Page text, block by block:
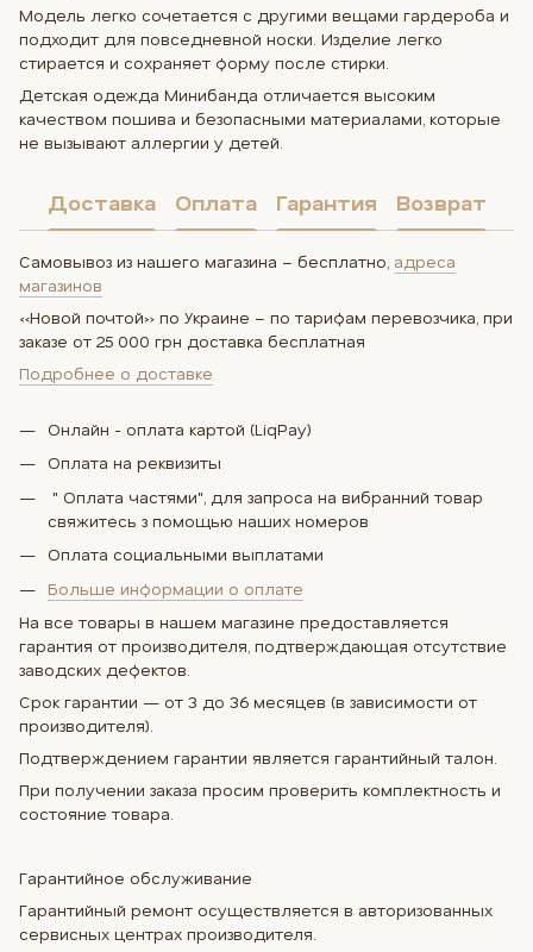
Модель легко сочетается с другими вещами гардероба и
подходит для повседневной носки. Изделие легко
стирается и сохраняет форму после стирки.
Детская одежда Минибанда отличается высоким
качеством пошива и безопасными материалами, которые
не вызывают аллергии у детей.
Доставка Оплата Гарантия Возврат
Самовывоз из нашего магазина – бесплатно, адреса
магазинов
«Новой почтой» по Украине – по тарифам перевозчика, при
заказе от 25 000 грн доставка бесплатная
Подробнее о доставке
Онлайн - оплата картой (LiqPay)
Оплата на реквизиты
" Оплата частями", для запроса на вибранний товар
свяжитесь з помощью наших номеров
Оплата социальными выплатами
Больше информации о оплате
На все товары в нашем магазине предоставляется
гарантия от производителя, подтверждающая отсутствие
заводских дефектов.
Срок гарантии — от 3 до 36 месяцев (в зависимости от
производителя).
Подтверждением гарантии является гарантийный талон.
При получении заказа просим проверить комплектность и
состояние товара.
Гарантийное обслуживание
Гарантийный ремонт осуществляется в авторизованных
сервисных центрах производителя.